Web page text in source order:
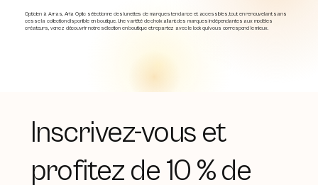
Opticien à Arras, Aria Optic sélectionne des lunettes de marques tendance et accessibles, tout en renouvelant sans
cesse la collection disponible en boutique. Une variété de choix allant des marques indépendantes aux modèles
créateurs, venez découvrir notre sélection en boutique et repartez avec le look qui vous correspond le mieux.
Inscrivez-vous et
profitez de 10 % de